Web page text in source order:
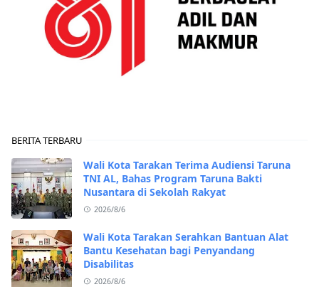
BERITA TERBARU
Wali Kota Tarakan Terima Audiensi Taruna
TNI AL, Bahas Program Taruna Bakti
Nusantara di Sekolah Rakyat
2026/8/6
Wali Kota Tarakan Serahkan Bantuan Alat
Bantu Kesehatan bagi Penyandang
Disabilitas
2026/8/6